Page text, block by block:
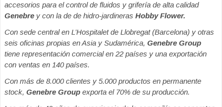
accesorios para el control de fluidos y grifería de alta calidad
Genebre y con la de de hidro-jardineras Hobby Flower.
Con sede central en L’Hospitalet de Llobregat (Barcelona) y otras
seis oficinas propias en Asia y Sudamérica, Genebre Group
tiene representación comercial en 22 países y una exportación
con ventas en 140 países.
Con más de 8.000 clientes y 5.000 productos en permanente
stock, Genebre Group exporta el 70% de su producción.